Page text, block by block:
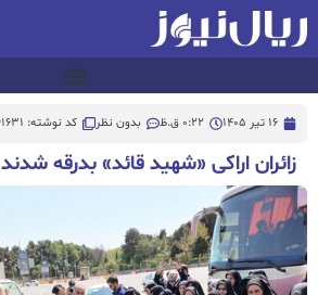
16 تیر 1405 0:22 ق.ظ بدون نظر کد نوشته: 61631
زائران اراکی «شهید قائد» بدرقه شدند